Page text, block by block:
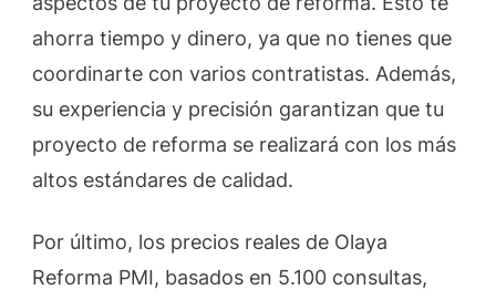
ahorra tiempo y dinero, ya que no tienes que
coordinarte con varios contratistas. Además,
su experiencia y precisión garantizan que tu
proyecto de reforma se realizará con los más
altos estándares de calidad.
Por último, los precios reales de Olaya
Reforma PMI, basados en 5.100 consultas,